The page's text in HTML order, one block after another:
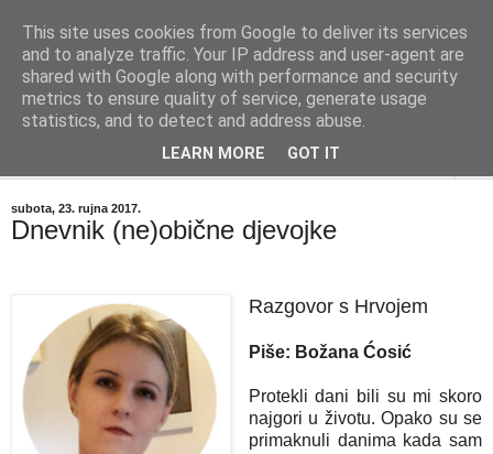
"Kvaka"
Časopis za književnost ISSN 2459-5632
subota, 23. rujna 2017.
Dnevnik (ne)obične djevojke
Razgovor s Hrvojem
Piše: Božana Ćosić
Protekli dani bili su mi skoro
najgori u životu. Opako su se
primaknuli danima kada sam
This site uses cookies from Google to deliver its services
and to analyze traffic. Your IP address and user-agent are
shared with Google along with performance and security
metrics to ensure quality of service, generate usage
statistics, and to detect and address abuse.
LEARN MORE GOT IT